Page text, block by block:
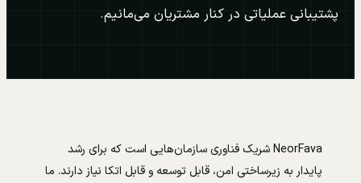
پشتیبانی عملیاتی در کنار مشتریان می‌مانیم.
NeorFava شریک فناوری سازمان‌هایی است که برای رشد
پایدار به زیرساختی امن، قابل توسعه و قابل اتکا نیاز دارند. ما